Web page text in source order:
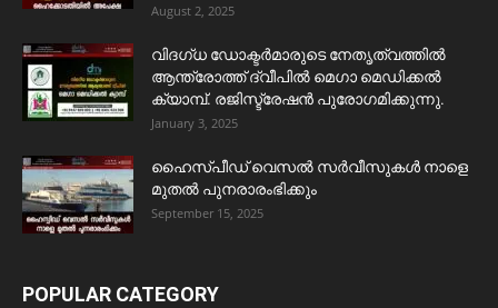
August 2, 2025
വിദഗ്ധ ഡോക്ടർമാരുടെ നേതൃത്വത്തിൽ
ആന്ത്രോത്ത് ദ്വീപിൽ മെഗാ മെഡിക്കൽ
ക്യാമ്പ്. രജിസ്ട്രേഷൻ പുരോഗമിക്കുന്നു.
January 3, 2025
ഹൈസ്പീഡ് വെസൽ സർവീസുകൾ നാളെ
മുതൽ പുനരാരംഭിക്കും
September 15, 2025
POPULAR CATEGORY